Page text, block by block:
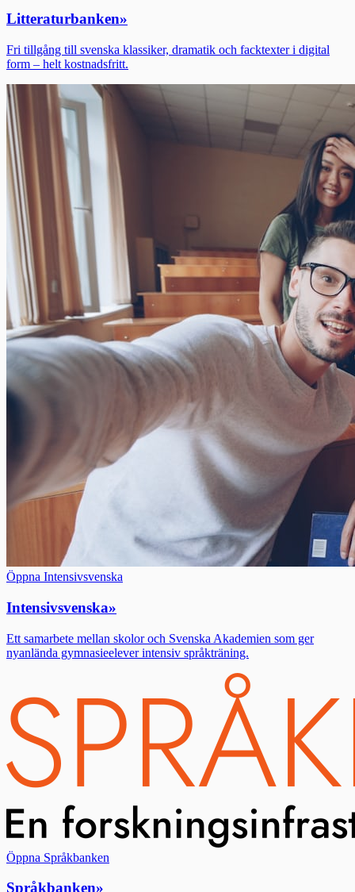
Litteraturbanken»
Fri tillgång till svenska klassiker, dramatik och facktexter i digital
form – helt kostnadsfritt.
Öppna Intensivsvenska
Intensivsvenska»
Ett samarbete mellan skolor och Svenska Akademien som ger
nyanlända gymnasieelever intensiv språkträning.
Öppna Språkbanken
Språkbanken»